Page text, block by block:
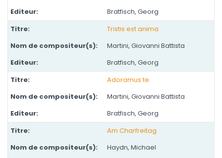
Bratfisch, Georg
Tristis est anima
Martini, Giovanni Battista
Bratfisch, Georg
Adoramus te
Martini, Giovanni Battista
Bratfisch, Georg
Am Charfreitag
Haydn, Michael